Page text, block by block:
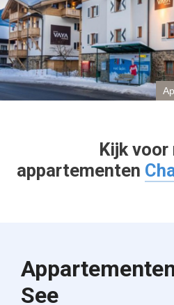
Kijk voor
appartementen
See